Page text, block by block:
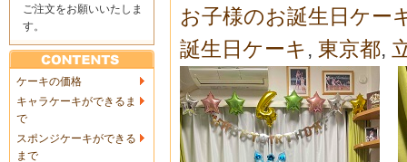
ご注文をお願いいたしま
す。
ケーキの価格
キャラケーキができるま
で
スポンジケーキができる
まで
お子様のお誕生日ケー
誕生日ケーキ , 東京都,